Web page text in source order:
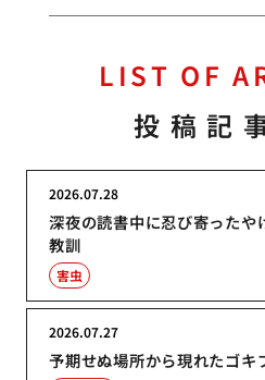
LIST OF
投稿記
深夜の読書中に忍び寄ったや
教訓
2026.07.28
害虫
予期せぬ場所から現れたゴキ
2026.07.27